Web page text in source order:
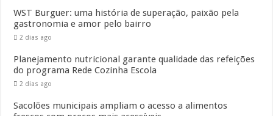
WST Burguer: uma história de superação, paixão pela
gastronomia e amor pelo bairro
2 dias ago
Planejamento nutricional garante qualidade das refeições
do programa Rede Cozinha Escola
2 dias ago
Sacolões municipais ampliam o acesso a alimentos